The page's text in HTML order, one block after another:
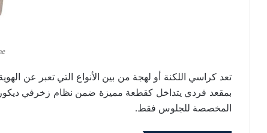
تعد كراسي اللكنة أو لهجة من بين الأنواع التي تعبر عن
بمقعد فردي يتداخل كقطعة مميزة ضمن نظام زخرفي
المخصصة للجلوس فقط.